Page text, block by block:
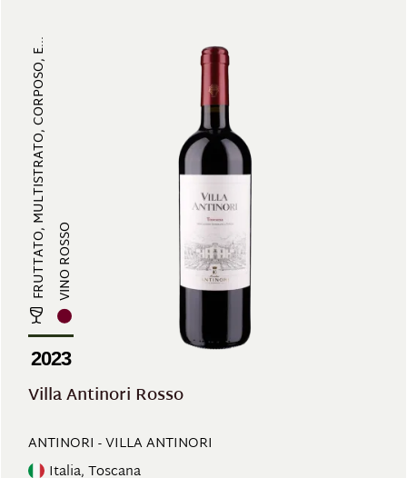
FRUTTATO, MULTISTRATO, CORPOSO, E...VINO ROSSO
2023
Villa Antinori Rosso
ANTINORI - VILLA ANTINORI
Italia, Toscana